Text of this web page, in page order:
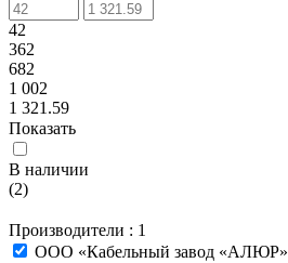
42
362
682
1 002
1 321.59
Показать
В наличии
(2)
Производители : 1
ООО «Кабельный завод «АЛЮР»